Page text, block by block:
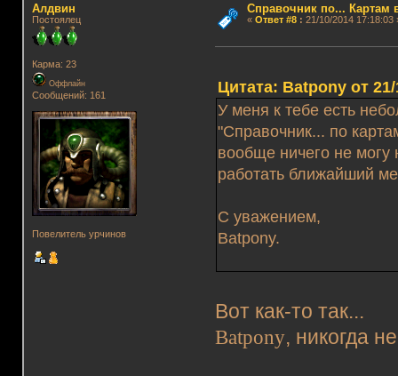
Алдвин
Постоялец
Карма: 23
Оффлайн
Сообщений: 161
Повелитель урчинов
Справочник по... Картам
« Ответ #8: 21/10/2014 17:18:03
Цитата: Batpony от
У меня к тебе есть
"Справочник... по
вообще ничего не могу
работать ближайший
С уважением,
Batpony.
Вот как-то так...
Batpony, никогда